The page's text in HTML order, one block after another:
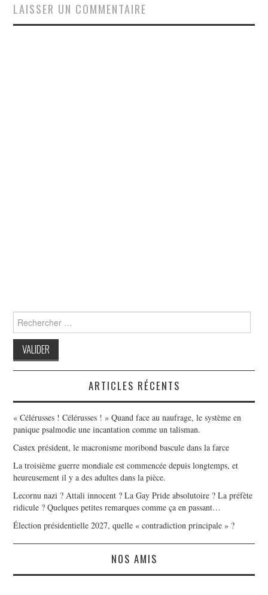
LAISSER UN COMMENTAIRE
Search
for:
ARTICLES RÉCENTS
« Célérusses ! Célérusses ! » Quand face au naufrage, le système en
panique psalmodie une incantation comme un talisman.
Castex président, le macronisme moribond bascule dans la farce
La troisième guerre mondiale est commencée depuis longtemps, et
heureusement il y a des adultes dans la pièce.
Lecornu nazi ? Attali innocent ? La Gay Pride absolutoire ? La préfète
ridicule ? Quelques petites remarques comme ça en passant…
Élection présidentielle 2027, quelle « contradiction principale » ?
NOS AMIS